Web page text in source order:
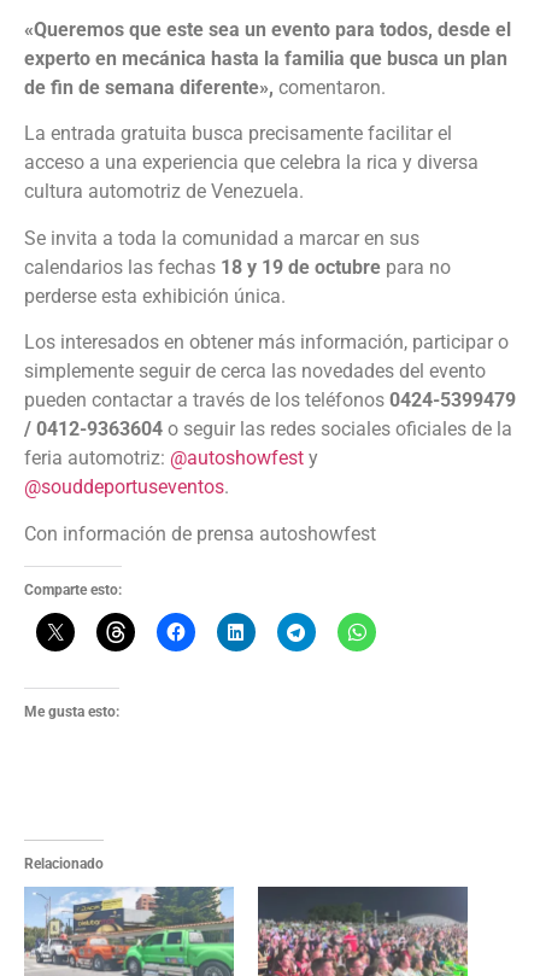
«Queremos que este sea un evento para todos, desde el
experto en mecánica hasta la familia que busca un plan
de fin de semana diferente», comentaron.
La entrada gratuita busca precisamente facilitar el
acceso a una experiencia que celebra la rica y diversa
cultura automotriz de Venezuela.
Se invita a toda la comunidad a marcar en sus
calendarios las fechas 18 y 19 de octubre para no
perderse esta exhibición única.
Los interesados en obtener más información, participar o
simplemente seguir de cerca las novedades del evento
pueden contactar a través de los teléfonos 0424-5399479
/ 0412-9363604 o seguir las redes sociales oficiales de la
feria automotriz: @autoshowfest y
@souddeportuseventos.
Con información de prensa autoshowfest
Comparte esto:
Me gusta esto:
Relacionado